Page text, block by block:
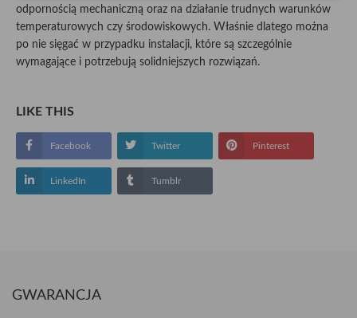
odpornością mechaniczną oraz na działanie trudnych warunków
temperaturowych czy środowiskowych. Właśnie dlatego można
po nie sięgać w przypadku instalacji, które są szczególnie
wymagające i potrzebują solidniejszych rozwiązań.
LIKE THIS
Facebook Twitter Pinterest
LinkedIn Tumblr
GWARANCJA